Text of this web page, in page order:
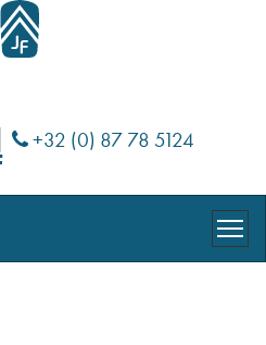
Phone
+32 (0) 87 78 5124
Facebook